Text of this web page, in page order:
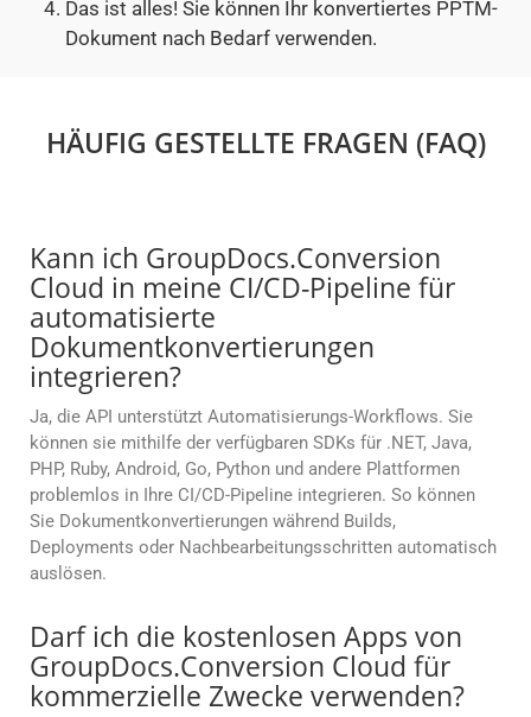
Das ist alles! Sie können Ihr konvertiertes PPTM-
Dokument nach Bedarf verwenden.
HÄUFIG GESTELLTE FRAGEN (FAQ)
Kann ich GroupDocs.Conversion
Cloud in meine CI/CD-Pipeline für
automatisierte
Dokumentkonvertierungen
integrieren?
Ja, die API unterstützt Automatisierungs-Workflows. Sie
können sie mithilfe der verfügbaren SDKs für .NET, Java,
PHP, Ruby, Android, Go, Python und andere Plattformen
problemlos in Ihre CI/CD-Pipeline integrieren. So können
Sie Dokumentkonvertierungen während Builds,
Deployments oder Nachbearbeitungsschritten automatisch
auslösen.
Darf ich die kostenlosen Apps von
GroupDocs.Conversion Cloud für
kommerzielle Zwecke verwenden?